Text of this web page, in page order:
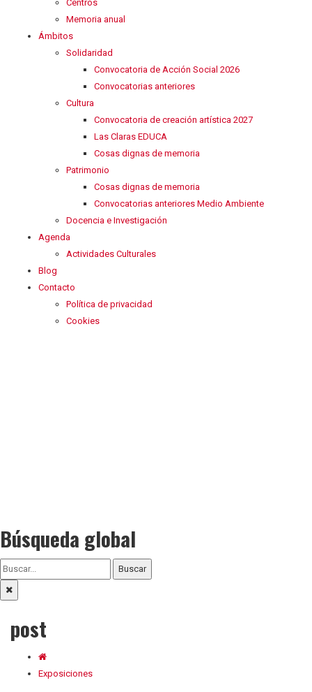
Centros
Memoria anual
Ámbitos
Solidaridad
Convocatoria de Acción Social 2026
Convocatorias anteriores
Cultura
Convocatoria de creación artística 2027
Las Claras EDUCA
Cosas dignas de memoria
Patrimonio
Cosas dignas de memoria
Convocatorias anteriores Medio Ambiente
Docencia e Investigación
Agenda
Actividades Culturales
Blog
Contacto
Política de privacidad
Cookies
Búsqueda global
Buscar
post
Exposiciones